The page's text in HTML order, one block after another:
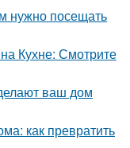
нужно посещать
Кухне: Смотрите
ваш дом
как превратить